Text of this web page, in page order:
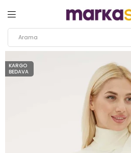
KARGO
BEDAVA